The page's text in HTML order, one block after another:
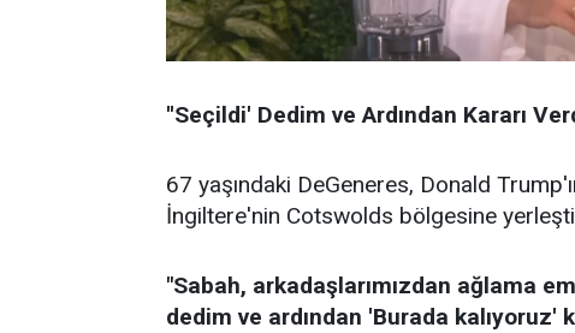
''Seçildi' Dedim ve Ardından Kararı
67 yaşındaki DeGeneres, Donald
İngiltere'nin Cotswolds bölgesine
"Sabah, arkadaşlarımızdan ağlama
dedim ve ardından 'Burada kalıyoruz'